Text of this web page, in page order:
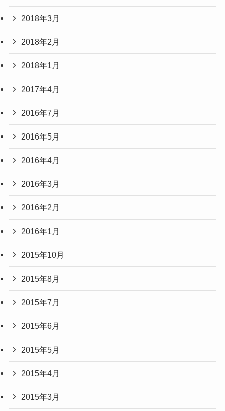
2018年3月
2018年2月
2018年1月
2017年4月
2016年7月
2016年5月
2016年4月
2016年3月
2016年2月
2016年1月
2015年10月
2015年8月
2015年7月
2015年6月
2015年5月
2015年4月
2015年3月